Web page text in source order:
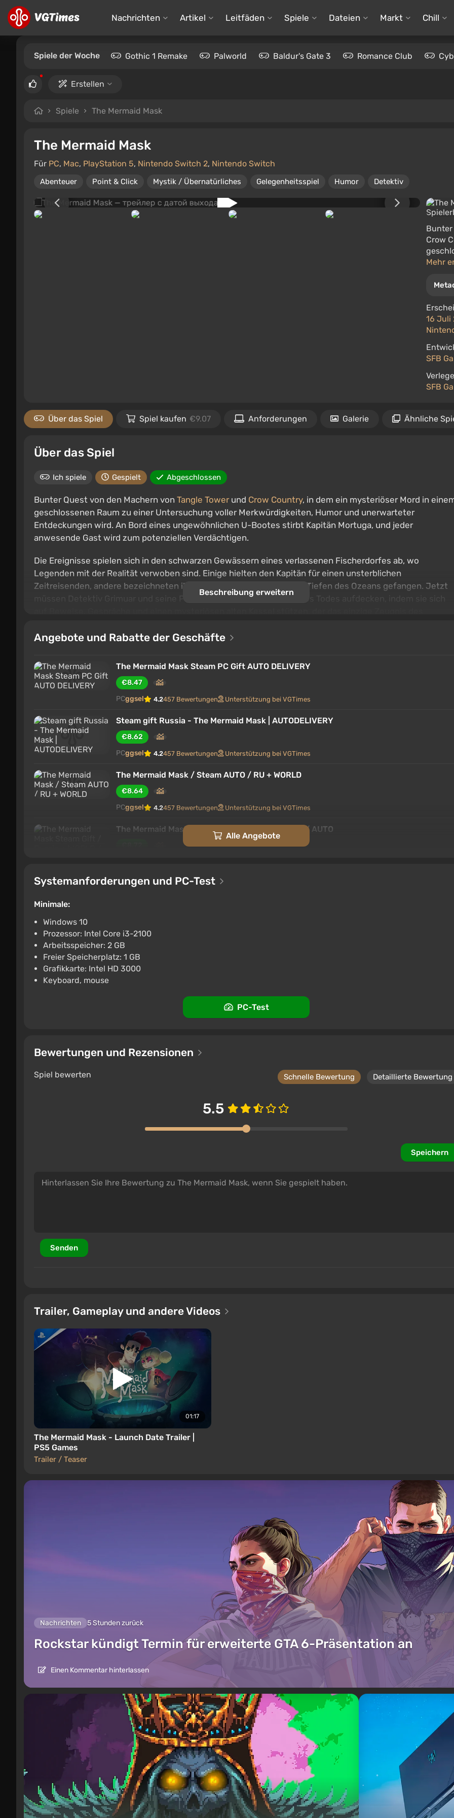
Nachrichten Artikel Leitfäden Spiele Dateien Markt Chill
Spiele der Woche Gothic 1 Remake Palworld Baldur's Gate 3 Romance Club
Erstellen
Spiele The Mermaid Mask
The Mermaid Mask
Für PC, Mac, PlayStation 5, Nintendo Switch 2, Nintendo Switch
Abenteuer Point & Click Mystik / Übernatürliches Gelegenheitsspiel Humor Detektiv
Bunter
Crow
Mehr
16 Juli
SFB
SFB
Über das Spiel Spiel kaufen €9.07 Anforderungen Galerie Ähnliche
Über das Spiel
Ich spiele Gespielt Abgeschlossen
Bunter Quest von den Machern von Tangle Towerund Crow Country, in dem ein mysteriöser Mord in
geschlossenen Raum zu einer Untersuchung voller Merkwürdigkeiten, Humor und unerwarteter
Entdeckungen wird. An Bord eines ungewöhnlichen U-Bootes stirbt Kapitän Mortuga, und jeder
anwesende Gast wird zum potenziellen Verdächtigen.
Die Ereignisse spielen sich in den schwarzen Gewässern eines verlassenen Fischerdorfes ab, wo
Legenden mit der Realität verwoben sind. Einige hielten den Kapitän für einen unsterblichen
Zeitreisenden, andere bezeichneten ihn als Vampir, für immer in den Tiefen des Ozeans gefangen. Jetzt
müssen Detektiv Grimuar und seine Partnerin Sally das Geheimnis des Todes aufdecken, indem sie sich
Beschreibung erweitern
Angebote und Rabatte der Geschäfte
The Mermaid Mask Steam PC Gift AUTO DELIVERY
€8.47
PCggsel 4.2457 Bewertungen Unterstützung bei VGTimes
Steam gift Russia - The Mermaid Mask | AUTODELIVERY
€8.62
PCggsel 4.2457 Bewertungen Unterstützung bei VGTimes
The Mermaid Mask / Steam AUTO / RU + WORLD
€8.64
PCggsel 4.2457 Bewertungen Unterstützung bei VGTimes
The Mermaid Mask Steam Gift / Russia + WORLD / AUTO
The Mermaid Mask *RU/BY/UA/CIS Steam Auto
The Mermaid Mask STEAM GIFT AUTODELIVERY
€9.07
PCggsel
Alle Angebote
Systemanforderungen und PC-Test
Minimale:
Windows 10
Prozessor: Intel Core i3-2100
Arbeitsspeicher: 2 GB
Freier Speicherplatz: 1 GB
Grafikkarte: Intel HD 3000
Keyboard, mouse
PC-Test
Bewertungen und Rezensionen
Spiel bewerten Schnelle Bewertung Detaillierte Bewertung
5.5
Speichern
Senden
Trailer, Gameplay und andere Videos
01:17
The Mermaid Mask - Launch Date Trailer |
PS5 Games
Trailer / Teaser
Nachrichten 5 Stunden zurück
Rockstar kündigt Termin für erweiterte GTA 6-Präsentation an
Einen Kommentar hinterlassen